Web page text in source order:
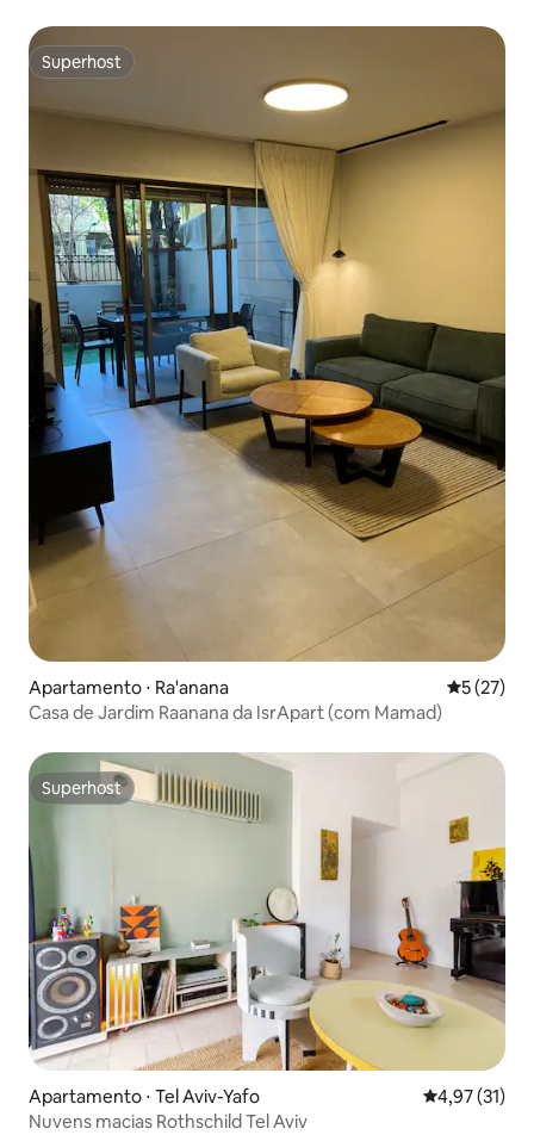
Superhost
Superhost
Apartamento ⋅ Ra'anana 5 de uma
5 (27)
Casa de Jardim Raanana da IsrApart (com Mamad)
Superhost
Superhost
Apartamento ⋅ Tel Aviv-Yafo 4,97 de uma
4,97 (31)
Nuvens macias Rothschild Tel Aviv